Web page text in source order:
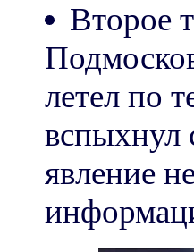
Второе
летел по
вспыхнул
явление